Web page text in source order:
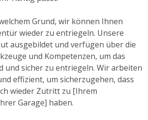
Grund, wir können Ihnen
wieder zu entriegeln. Unsere
ausgebildet und verfügen über die
und Kompetenzen, um das
und sicher zu entriegeln. Wir arbeiten
effizient, um sicherzugehen, dass
wieder Zutritt zu [Ihrem
Garage] haben.